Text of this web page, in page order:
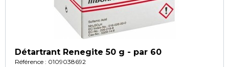
Détartrant Renegite 50 g - par 60
Référence : 0109038692